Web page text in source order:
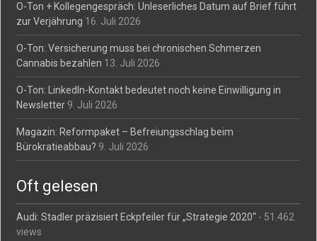
O-Ton + Kollegengespräch: Unleserliches Datum auf Brief führt
zur Verjährung 16. Juli 2026
O-Ton: Versicherung muss bei chronischen Schmerzen
Cannabis bezahlen 13. Juli 2026
O-Ton: LinkedIn-Kontakt bedeutet noch keine Einwilligung in
Newsletter 9. Juli 2026
Magazin: Reformpaket – Befreiungsschlag beim
Bürokratieabbau? 9. Juli 2026
Oft gelesen
Audi: Stadler präzisiert Eckpfeiler für „Strategie 2020“ - 51.462
views